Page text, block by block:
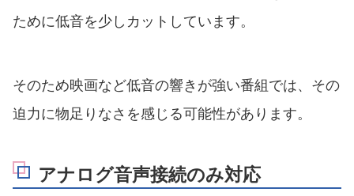
ために低音を少しカットしています。
そのため映画など低音の響きが強い番組では、その
迫力に物足りなさを感じる可能性があります。
アナログ音声接続のみ対応